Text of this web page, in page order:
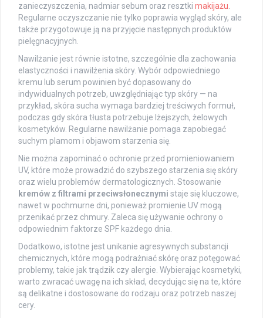
zanieczyszczenia, nadmiar sebum oraz resztki makijażu
Regularne oczyszczanie nie tylko poprawia wygląd skóry, ale
także przygotowuje ją na przyjęcie następnych produktów
pielęgnacyjnych.
Nawilżanie jest równie istotne, szczególnie dla zachowania
elastyczności i nawilżenia skóry. Wybór odpowiedniego
kremu lub serum powinien być dopasowany do
indywidualnych potrzeb, uwzględniając typ skóry — na
przykład, skóra sucha wymaga bardziej treściwych formuł,
podczas gdy skóra tłusta potrzebuje lżejszych, żelowych
kosmetyków. Regularne nawilżanie pomaga zapobiegać
suchym plamom i objawom starzenia się.
Nie można zapominać o ochronie przed promieniowaniem
UV, które może prowadzić do szybszego starzenia się skóry
oraz wielu problemów dermatologicznych. Stosowanie
kremów z filtrami przeciwsłonecznymi staje się kluczowe,
nawet w pochmurne dni, ponieważ promienie UV mogą
przenikać przez chmury. Zaleca się używanie ochrony o
odpowiednim faktorze SPF każdego dnia.
Dodatkowo, istotne jest unikanie agresywnych substancji
chemicznych, które mogą podrażniać skórę oraz potęgować
problemy, takie jak trądzik czy alergie. Wybierając kosmetyki,
warto zwracać uwagę na ich skład, decydując się na te, które
są delikatne i dostosowane do rodzaju oraz potrzeb naszej
cery.